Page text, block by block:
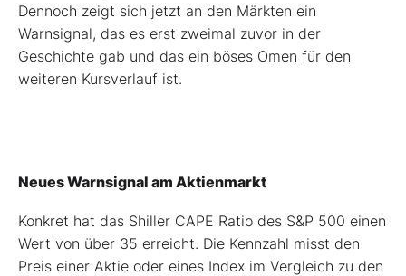
Dennoch zeigt sich jetzt an den Märkten ein
Warnsignal, das es erst zweimal zuvor in der
Geschichte gab und das ein böses Omen für den
weiteren Kursverlauf ist.
Neues Warnsignal am Aktienmarkt
Konkret hat das Shiller CAPE Ratio des S&P 500 einen
Wert von über 35 erreicht. Die Kennzahl misst den
Preis einer Aktie oder eines Index im Vergleich zu den